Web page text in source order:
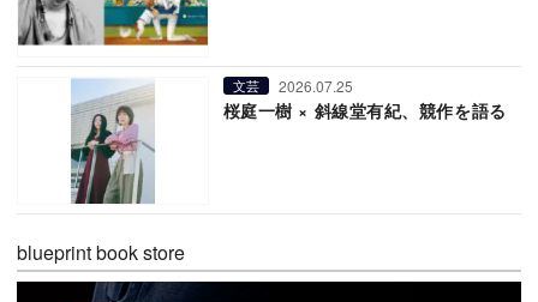
文芸 2026.07.25
桜庭一樹 × 斜線堂有紀、競作を語る
blueprint book store